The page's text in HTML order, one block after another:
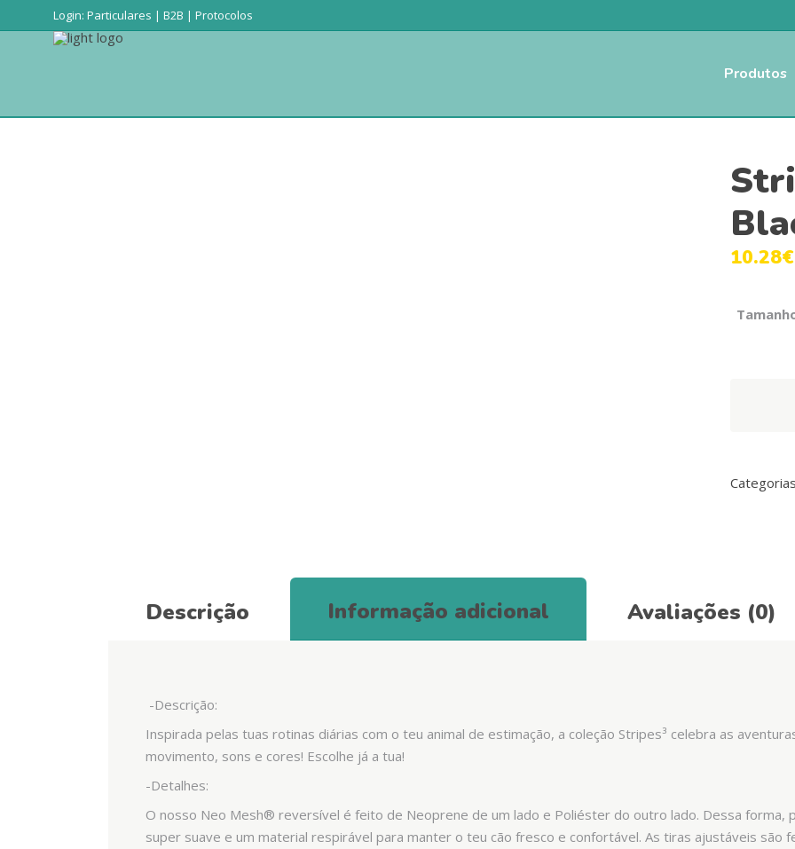
Login: Particulares | B2B | Protocolos
Produtos
10.28€
Neo
Descrição Informação adicional Avaliações (0)
-Descrição:
Inspirada pelas tuas rotinas diárias com o teu animal de estimação, a coleção Stripes³ celebra as
movimento, sons e cores! Escolhe já a tua!
-Detalhes:
O nosso Neo Mesh® reversível é feito de Neoprene de um lado e Poliéster do outro lado. Dessa
super suave e um material respirável para manter o teu cão fresco e confortável. As tiras ajustáveis são